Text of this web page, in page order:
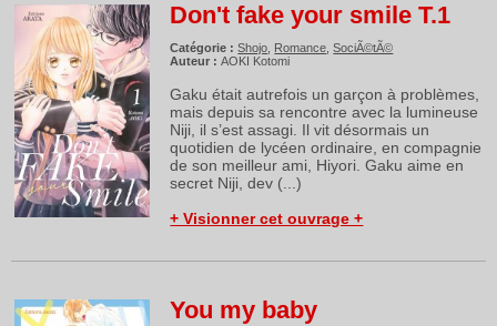
Don't fake your smile T.1
Catégorie : Shojo Romance ,SociÃ©tÃ©
Auteur :AOKI Kotomi
Gaku était autrefois un garçon à problèmes,
mais depuis sa rencontre avec la lumineuse
Niji, il s’est assagi. Il vit désormais un
quotidien de lycéen ordinaire, en compagnie
de son meilleur ami, Hiyori. Gaku aime en
secret Niji, dev (...)
+ Visionner cet ouvrage +
You my baby